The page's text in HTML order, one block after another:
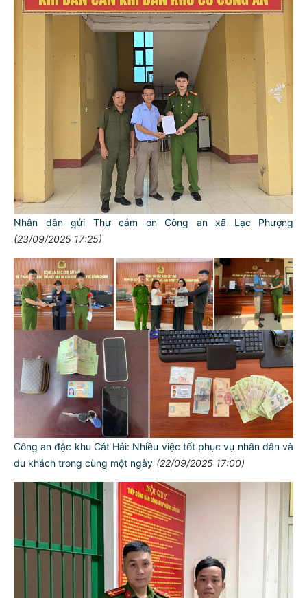
Nhân dân gửi Thư cảm ơn Công an xã Lạc Phượng
(23/09/2025 17:25)
Công an đặc khu Cát Hải: Nhiều việc tốt phục vụ nhân dân và
du khách trong cùng một ngày (22/09/2025 17:00)